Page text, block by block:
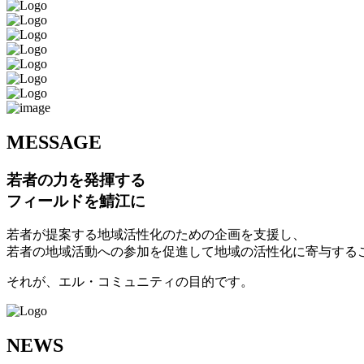
MESSAGE
若者の力を発揮する
フィールドを鯖江に
若者が提案する地域活性化のための企画を支援し、
若者の地域活動への参加を促進して地域の活性化に寄与する
それが、エル・コミュニティの目的です。
NEWS